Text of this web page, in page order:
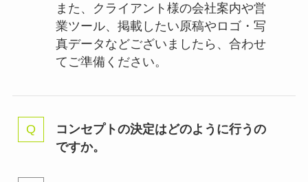
また、クライアント様の会社案内や営
業ツール、掲載したい原稿やロゴ・写
真データなどございましたら、合わせ
てご準備ください。
コンセプトの決定はどのように行うの
ですか。